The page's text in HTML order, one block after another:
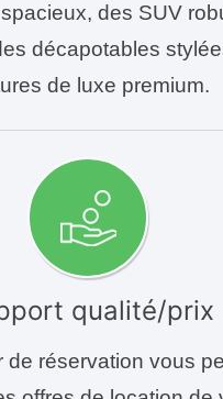
des SUV
décapotables
de luxe premium.
qualité/prix
de réservation vous